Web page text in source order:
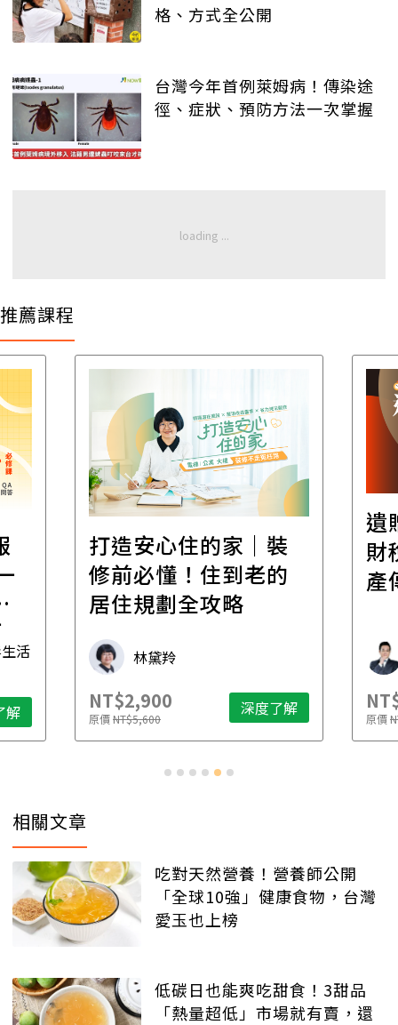
格、方式全公開
台灣今年首例萊姆病！傳染途
徑、症狀、預防方法一次掌握
推薦課程
活
解
打造安心住的家｜裝
修前必懂！住到老的
居住規劃全攻略
林黛羚
NT$2,900
原價NT$5,600 深度了解
遺
財
產
原價
相關文章
吃對天然營養！營養師公開
「全球10強」健康食物，台灣
愛玉也上榜
低碳日也能爽吃甜食！3甜品
「熱量超低」市場就有賣，還